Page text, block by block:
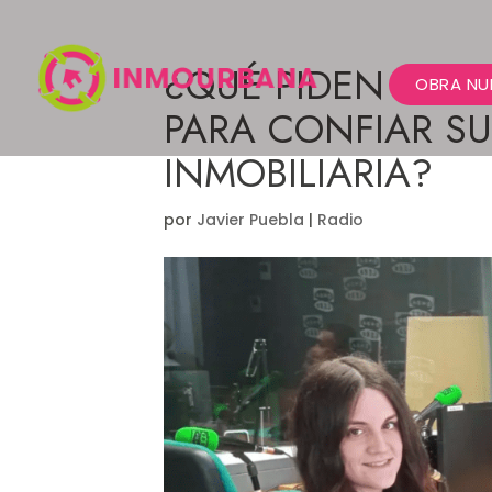
OBRA
¿QUÉ PIDEN LOS
PARA CONFIAR
INMOBILIARIA?
por Javier Puebla | Radio